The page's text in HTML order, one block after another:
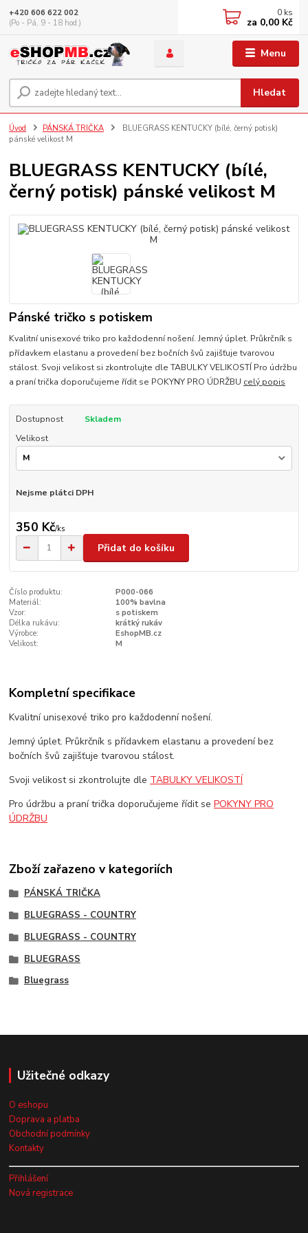
Menu
Hledat
+420 606 622 002
(Po - Pá, 9 - 18 hod.)
0 ks
za 0,00 Kč
Úvod PÁNSKÁ TRIČKA
BLUEGRASS KENTUCKY (bílé, černý potisk)
pánské velikost M
BLUEGRASS KENTUCKY (bílé,
černý potisk) pánské velikost M
Pánské tričko s potiskem
Kvalitní unisexové triko pro každodenní nošení. Jemný úplet. Průkrčník s
přídavkem elastanu a provedení bez bočních švů zajišťuje tvarovou
stálost. Svoji velikost si zkontrolujte dle TABULKY VELIKOSTÍ Pro údržbu
a praní trička doporučujeme řídit se POKYNY PRO ÚDRŽBU celý popis
Dostupnost
Skladem
Velikost
Nejsme plátci DPH
350 Kč/ks
Přidat do košíku
Číslo produktu:
P000-066
Materiál:
100% bavlna
Vzor:
s potiskem
Délka rukávu:
krátký rukáv
Výrobce:
EshopMB.cz
Velikost:
M
Kompletní specifikace
Kvalitní unisexové triko pro každodenní nošení.
Jemný úplet. Průkrčník s přídavkem elastanu a provedení bez
bočních švů zajišťuje tvarovou stálost.
Svoji velikost si zkontrolujte dle TABULKY VELIKOSTÍ
Pro údržbu a praní trička doporučujeme řídit sePOKYNY PRO
ÚDRŽBU
Zboží zařazeno v kategoriích
PÁNSKÁ TRIČKA
BLUEGRASS - COUNTRY
BLUEGRASS - COUNTRY
BLUEGRASS
Bluegrass
Užitečné odkazy
O eshopu
Doprava a platba
Obchodní podmínky
Kontakty
Přihlášení
Nová registrace